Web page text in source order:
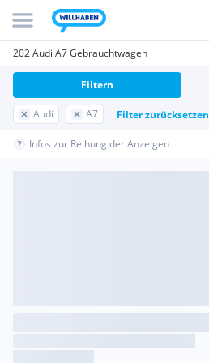
202 Audi A7 Gebrauchtwagen
Audi A7 Filter zurücksetzen
Filtern
Infos zur Reihung der Anzeigen